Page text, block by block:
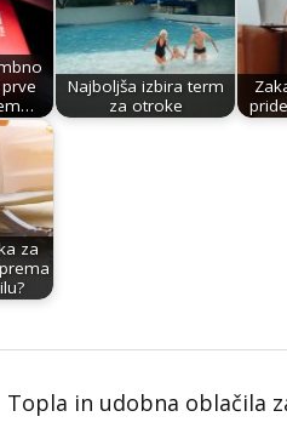
Najboljša izbira term
za otroke
za
Topla in udobna oblačila